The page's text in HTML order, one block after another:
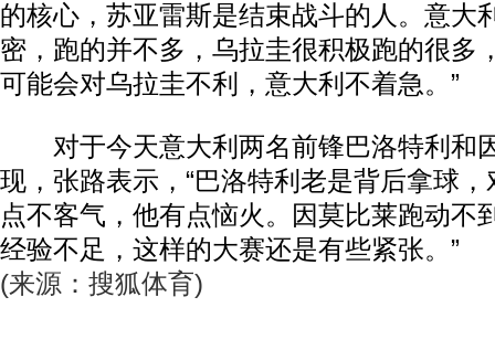
的核心，苏亚雷斯是结束战斗的人。意大
密，跑的并不多，乌拉圭很积极跑的很多
可能会对乌拉圭不利，意大利不着急。”
对于今天意大利两名前锋巴洛特利和
现，张路表示，“巴洛特利老是背后拿球
点不客气，他有点恼火。因莫比莱跑动不
经验不足，这样的大赛还是有些紧张。”
(来源：搜狐体育)